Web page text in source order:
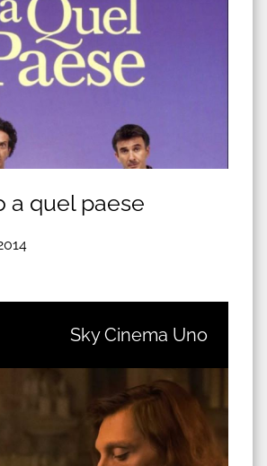
a quel paese
Sky Cinema Uno